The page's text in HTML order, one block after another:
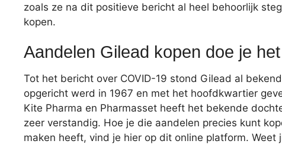
zoals ze na dit positieve bericht al heel behoorlijk
kopen.
Aandelen Gilead kopen doe je
Tot het bericht over COVID-19 stond Gilead al
opgericht werd in 1967 en met het hoofdkwartier
Kite Pharma en Pharmasset heeft het bekende
zeer verstandig. Hoe je die aandelen precies kunt
maken heeft, vind je hier op dit online platform.